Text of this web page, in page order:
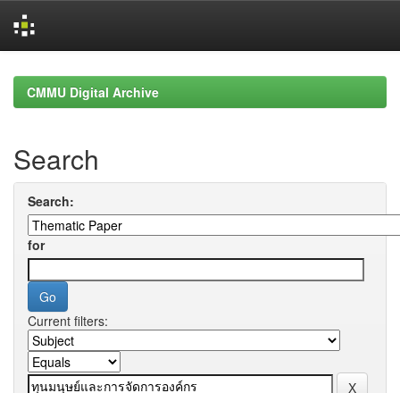
navigationCMMU Digital Archive
Search
Search:
for
Current filters: